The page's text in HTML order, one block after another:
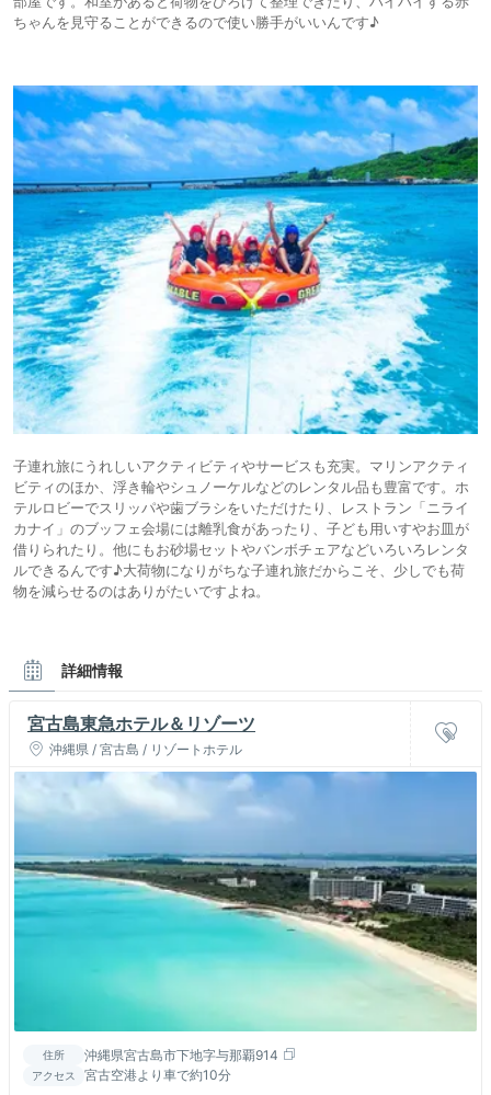
ちゃんを⾒守ることができるので使い勝⼿がいいんです♪
⼦連れ旅にうれしいアクティビティやサービスも充実。マリンアクティ
ビティのほか、浮き輪やシュノーケルなどのレンタル品も豊富です。ホ
テルロビーでスリッパや⻭ブラシをいただけたり、レストラン「ニライ
カナイ」のブッフェ会場には離乳⾷があったり、⼦ども⽤いすやお⽫が
借りられたり。他にもお砂場セットやバンボチェアなどいろいろレンタ
ルできるんです♪⼤荷物になりがちな⼦連れ旅だからこそ、少しでも荷
物を減らせるのはありがたいですよね。
詳細情報
宮古島東急ホテル＆リゾーツ
沖縄県 / 宮古島 / リゾートホテル
住所 沖縄県宮古島市下地字与那覇914
アクセス 宮古空港より車で約10分